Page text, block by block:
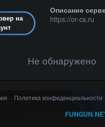
на
Описание
https://or-cs.ru
Не обнаружено
Политика конфиденциальности